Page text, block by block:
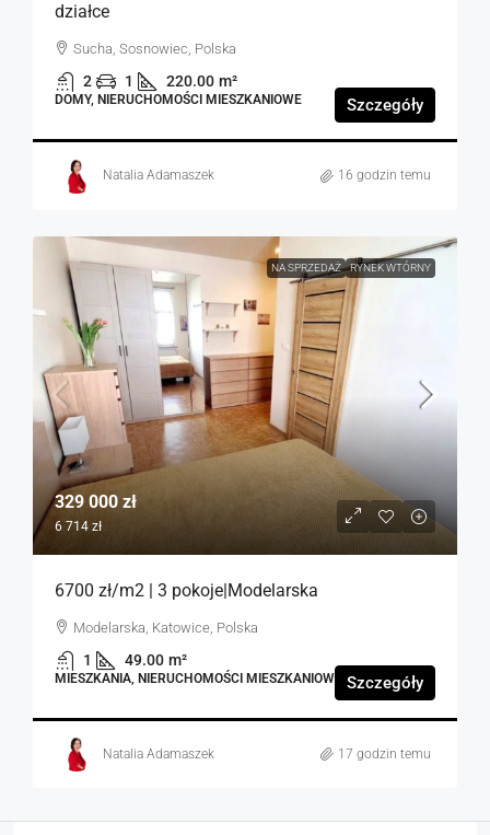
działce
Sucha, Sosnowiec, Polska
2 1 220.00 m²
DOMY, NIERUCHOMOŚCI MIESZKANIOWE Szczegóły
Natalia Adamaszek 16 godzin temu
NA SPRZEDAŻ RYNEK WTÓRNY
329 000 zł
6 714 zł
6700 zł/m2 | 3 pokoje|Modelarska
Modelarska, Katowice, Polska
1 49.00 m²
MIESZKANIA, NIERUCHOMOŚCI MIESZKANIOWE Szczegóły
Natalia Adamaszek 17 godzin temu